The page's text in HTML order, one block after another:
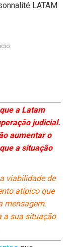
LATAM
a Latam
judicial.
aumentar o
a situação
viabilidade de
atípico que
mensagem.
a sua situação